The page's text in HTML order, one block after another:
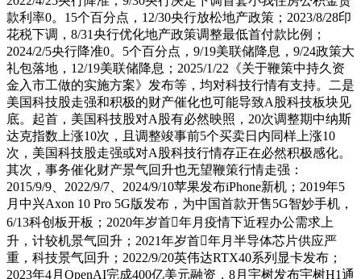
款利率0。15个百分点，12/30央行放松地产政策；2023/8/28印
花税下调，8/31央行优化地产政策调整最低首付款比例；
2024/2/5央行降准0。5个百分点，9/19美联储降息，9/24政策大
礼包落地，12/19美联储降息；2025/1/22《关于鞭策中持久资
金入市工做的实施方案》发布等，均对科技行情有支持。二是
美国科技股走强和积极的财产催化也可能导致A股科技板块见
底。起首，美国科技股对A股有必然映照，20次调整期中纳斯
达克指数上涨10次，且调整竣事前5个买卖日内同样上涨10
次，美国科技股走强或对A股科技行情存正在必然积极感化。
其次，事务催化财产景气回升也无望鞭策行情走强：
2015/9/9、2022/9/7、2024/9/10苹果发布iPhone新机；2019年5
月中兴Axon 10 Pro 5G版发布，为中国首款开售5G智妙手机，
6/13科创板开板；2020年岁首年月疫情下近程办公需求上
升，计较机景气回升；2021年岁首年月半导体芯片供应严
重，科技景气回升；2022/9/20英伟达RTX40系列显卡发布；
2023年4月OpenAI完成400亿美元融资，8月宇树发布宇树H1通